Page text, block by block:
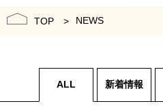
TOP NEWS
ALL 新着情報